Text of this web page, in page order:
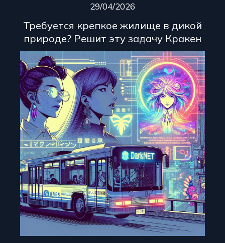
29/04/2026
Требуется крепкое жилище в дикой
природе? Решит эту задачу Кракен